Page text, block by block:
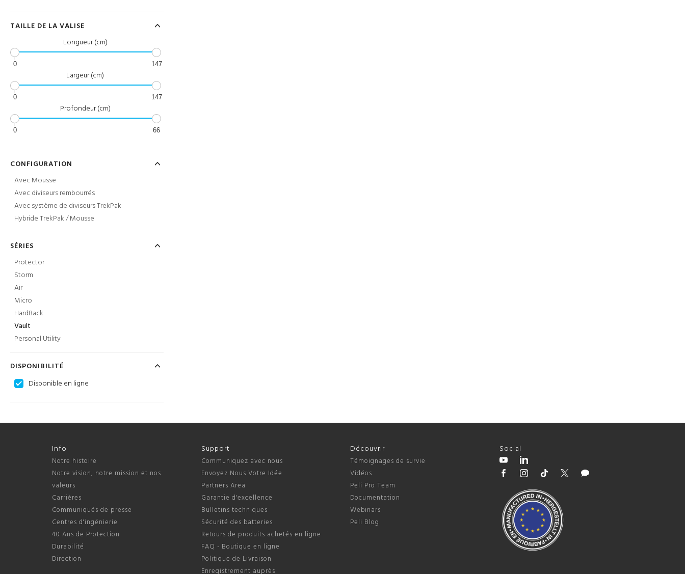
TAILLE DE LA VALISE
Longueur (cm)
0 147
Largeur (cm)
0 147
Profondeur (cm)
0 66
CONFIGURATION
Avec Mousse
Avec diviseurs rembourrés
Avec système de diviseurs TrekPak
Hybride TrekPak / Mousse
SÉRIES
Protector
Storm
Air
Micro
HardBack
Vault
Personal Utility
DISPONIBILITÉ
Disponible en ligne
Info
Notre histoire
Notre vision, notre mission et nos
valeurs
Carrières
Communiqués de presse
Centres d'ingénierie
40 Ans de Protection
Durabilité
Direction
Support
Communiquez avec nous
Envoyez Nous Votre Idée
Partners Area
Garantie d'excellence
Bulletins techniques
Sécurité des batteries
Retours de produits achetés en ligne
FAQ - Boutique en ligne
Politique de Livraison
Enregistrement auprès
Découvrir
Témoignages de survie
Vidéos
Peli Pro Team
Documentation
Webinars
Peli Blog
Social